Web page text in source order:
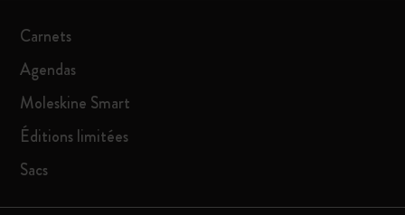
Carnets
Agendas
Moleskine Smart
Éditions limitées
Sacs